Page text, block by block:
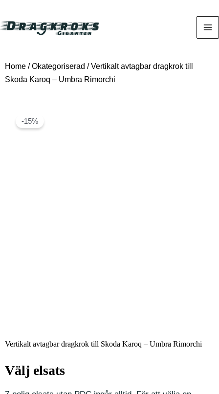
Home /Okategoriserad / Vertikalt avtagbar dragkrok till
Skoda Karoq – Umbra Rimorchi
-15%
Vertikalt avtagbar dragkrok till Skoda Karoq – Umbra Rimorchi
Välj elsats